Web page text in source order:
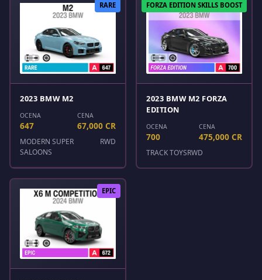
RARE
2023 BMW M2
OCENA
647
CENA
67,000 CR
MODERN SUPER
SALOONS
RWD
FORZA EDITION SKILLS BOOST
2023 BMW M2 FORZA
EDITION
OCENA
700
CENA
475,000 CR
TRACK TOYSRWD
EPIC